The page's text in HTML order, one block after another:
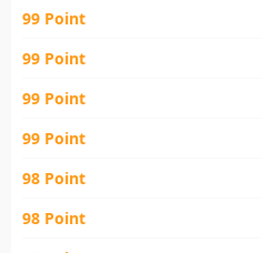
99 Point
99 Point
99 Point
99 Point
98 Point
98 Point